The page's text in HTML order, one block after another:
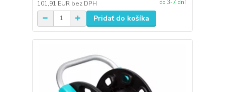
101,91 EUR bez DPH do 3-7 dní
Pridať do košíka